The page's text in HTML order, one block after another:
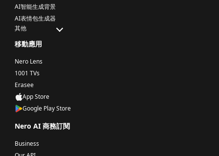
AI智能生成背景
AI表情包生成器
其他
移動應用
Nero Lens
1001 TVs
Erasee
App Store
Google Play Store
Nero AI 商務訂閱
Business